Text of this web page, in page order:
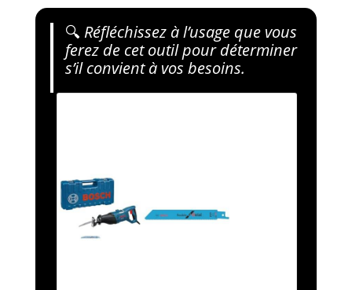
🔍 Réfléchissez à l’usage que vous
ferez de cet outil pour déterminer
s’il convient à vos besoins.